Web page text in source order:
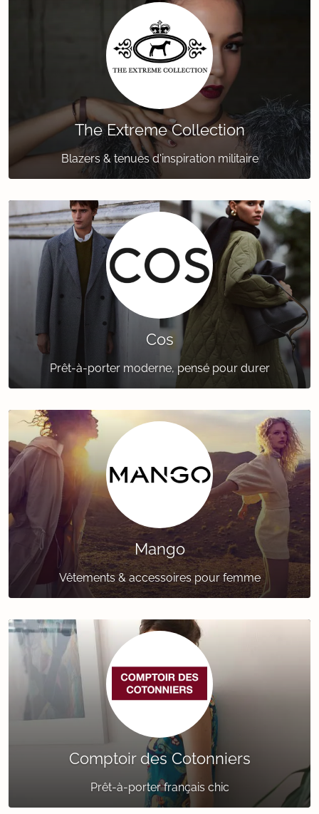
The Extreme Collection
Blazers & tenues d'inspiration militaire
Cos
Prêt-à-porter moderne, pensé pour durer
Mango
Vêtements & accessoires pour femme
Comptoir des Cotonniers
Prêt-à-porter français chic